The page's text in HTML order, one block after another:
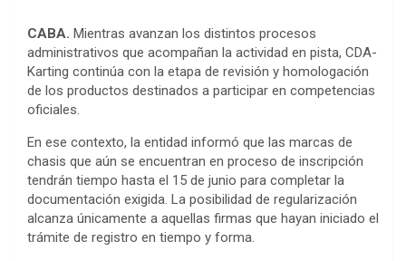
CABA. Mientras avanzan los distintos procesos
administrativos que acompañan la actividad en pista, CDA-
Karting continúa con la etapa de revisión y homologación
de los productos destinados a participar en competencias
oficiales.
En ese contexto, la entidad informó que las marcas de
chasis que aún se encuentran en proceso de inscripción
tendrán tiempo hasta el 15 de junio para completar la
documentación exigida. La posibilidad de regularización
alcanza únicamente a aquellas firmas que hayan iniciado el
trámite de registro en tiempo y forma.